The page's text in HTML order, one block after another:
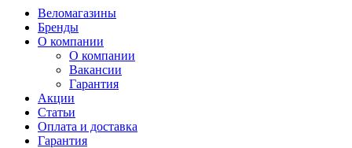
Веломагазины
Бренды
О компании
О компании
Вакансии
Гарантия
Акции
Статьи
Оплата и доставка
Гарантия